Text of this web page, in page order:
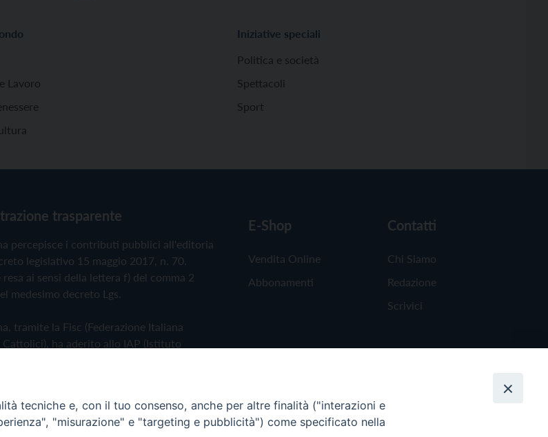
Lavoro
Iniziative speciali
Politica e società
Spettacoli
Sport
trasparente
percepisce i contributi pubblici all'editoria
legislativo 15 maggio 2017, n. 70.
resa ai sensi della lettera f) del comma 2
medesimo decreto Lgs.
tramite la Fisc (Federazione Italiana
Cattolici), ha aderito allo IAP (Istituto
Cookie Policy
E-Shop
Vendita Online
Abbonamenti
Contatti
Chi Siamo
Redazione
Scrivici
tecniche e, con il tuo consenso, anche per altre finalità ("interazioni e
"misurazione" e "targeting e pubblicità") come specificato nella